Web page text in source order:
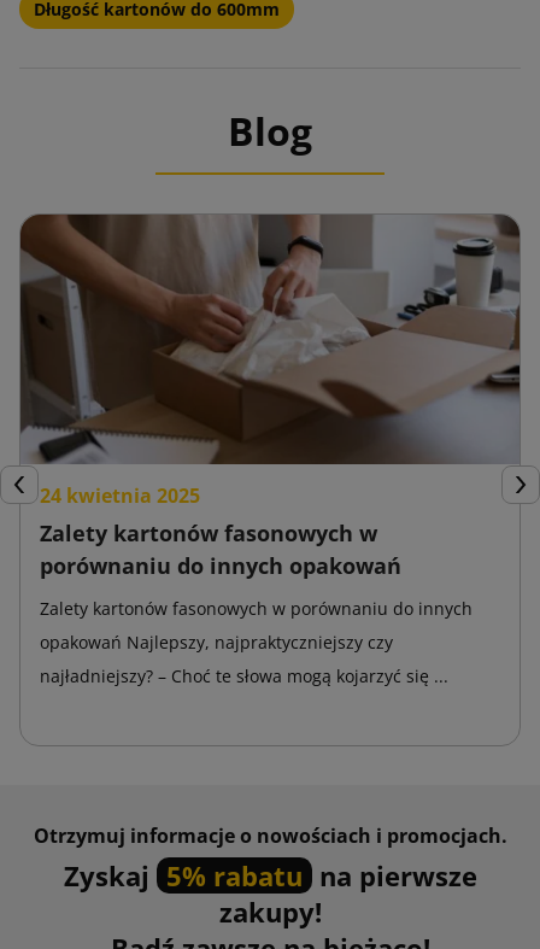
Długość kartonów do 600mm
Blog
Poprzedni
24 kwietnia 2025
Zalety kartonów fasonowych w
porównaniu do innych opakowań
Zalety kartonów fasonowych w porównaniu do innych
opakowań Najlepszy, najpraktyczniejszy czy
najładniejszy? – Choć te słowa mogą kojarzyć się ...
Otrzymuj informacje o nowościach i promocjach.
Zyskaj 5% rabatu na pierwsze
zakupy!